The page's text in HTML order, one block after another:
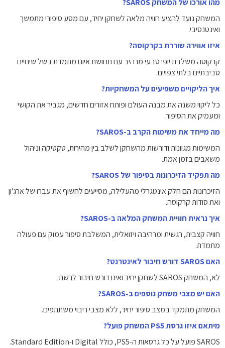
מהו אורכו של המשחק SAROS?
המשחק נועד להציע חוויה מלאה לשחקן יחיד, עם מסע סיפורי מתמשך
ואינטנסיבי.
איזו אווירה שוררת בקרקוסה?
קרקוסה משלבת יופי טבעי מרהיב עם תחושת איום מתמדת בשל שינויים
סביבתיים בלתי צפויים.
איך הליקויים משפיעים על המשחקיות?
כל ליקוי משנה את מבנה העולם ופותח אזורים חדשים, מגביר את הקושי
ומעמיק את הסיפור.
מה מייחד את משימות הקרב ב-SAROS?
המשימות מגוונות ודורשות מהשחקן לשלב בין מהירות, טקטיקה וניהול
משאבים בזמן אמת.
מה תפקיד הזיכרונות בסיפור של SAROS?
הזיכרונות הם חלק אינטגרלי מהעלילה, מסייעים לחשוף את עברו של ארג'ון
ואת סודות קרקוסה.
איך נראית חוויית המשחק המלאה ב-SAROS?
חוויה קצבית, רגשית ומרהיבה ויזואלית, המשלבת סיפור עמוק עם פעולה
מתמדת.
האם SAROS דורש חיבור לאינטרנט?
לא, המשחק SAROS לשחקן יחיד ואינו דורש חיבור לרשת.
האם יש מצבי משחק נוספים ב-SAROS?
המשחק מתמקד במצב סיפור יחיד, ללא מצבי ריבוי משתתפים.
מיתאם איזו גרסת PS5 המשחק פועל?
SAROS פועל על כל גרסאות ה-PS5, כולל Digital ו-Standard Edition.